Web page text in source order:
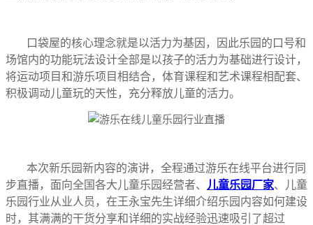
口袋屋的核心理念就是以活力为基因，因此乐园的口号和
场馆内的功能玩法设计全部是以孩子的活力为基础进行设计，
将运动项目和游乐项目相结合，体育课程和艺术课程相配套、
积极调动儿童玩的天性，充分释放儿童的活力。
本次新乐园新内容的演讲，全程通过游乐在线平台进行同
步直播，面向全国各大儿童乐园经营者、
儿童乐园厂家、儿童
乐园行业从业人员，在王永宝先生详细介绍乐园内容如何建设
时，其满满的干货分享和详细的实战经验迅速吸引了超过